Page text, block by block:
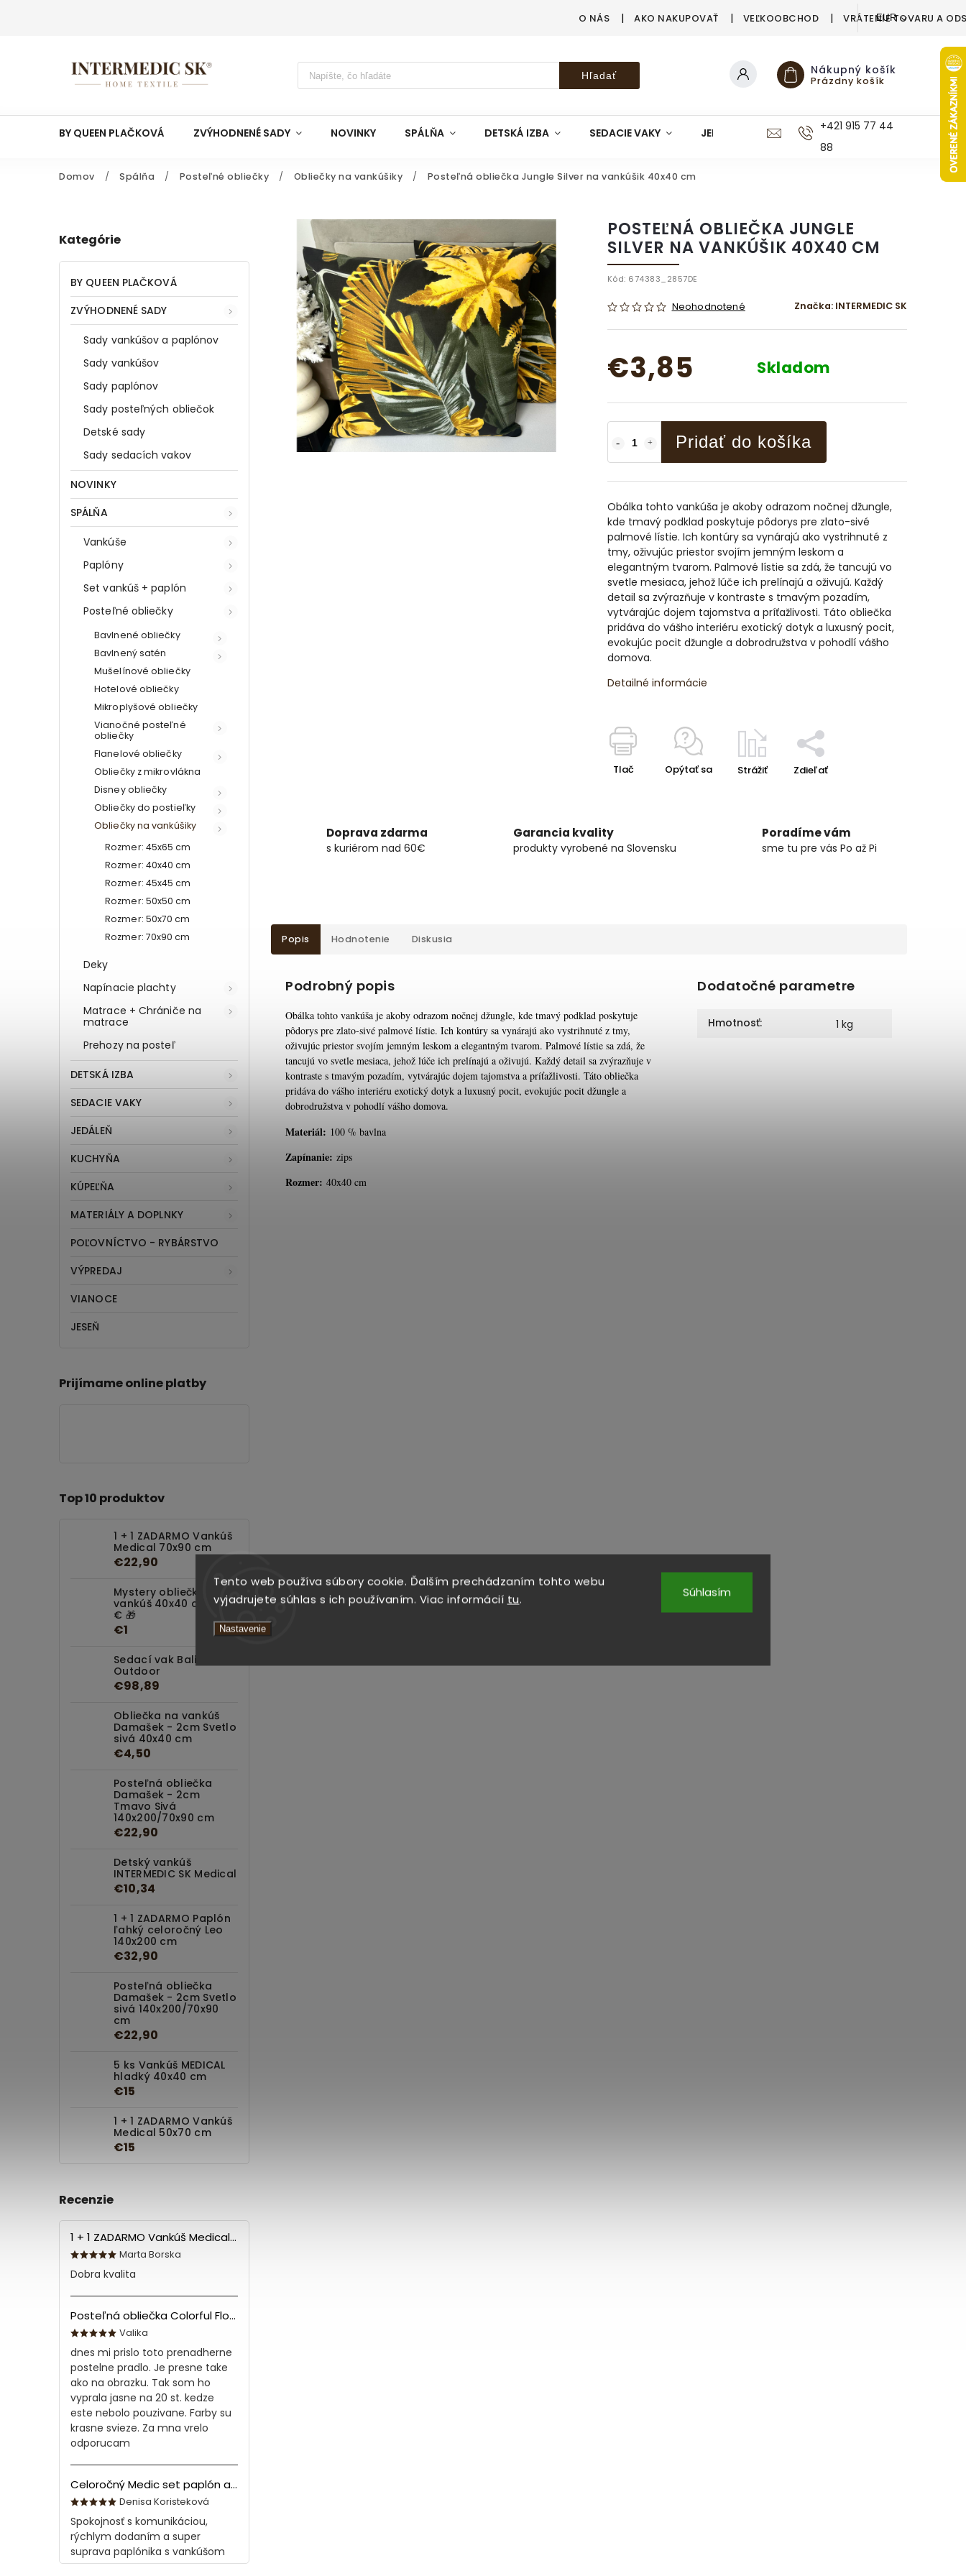
Tento web používa súbory cookie. Ďalším prechádzaním tohto webu
vyjadrujete súhlas s ich používaním. Viac informácií tu.
Nastavenie
Súhlasím
O NÁS AKO NAKUPOVAŤ VEĽKOOBCHOD VRÁTENIE TOVARU A
EUR
Hľadať Nákupný košík
Prázdny košík
BY QUEEN PLAČKOVÁ ZVÝHODNENÉ SADY NOVINKY SPÁLŇA DETSKÁ IZBA SEDACIE VAKY JEDÁLEŇ KUCHYŇA KÚPEĽŇA
+421 915 77 44
88
Domov / Spálňa / Posteľné obliečky / Obliečky na vankúšiky / Posteľná obliečka Jungle Silver na vankúšik 40x40 cm
Kategórie
BY QUEEN PLAČKOVÁ
ZVÝHODNENÉ SADY
Sady vankúšov a paplónov
Sady vankúšov
Sady paplónov
Sady posteľných obliečok
Detské sady
Sady sedacích vakov
NOVINKY
SPÁLŇA
Vankúše
Paplóny
Set vankúš + paplón
Posteľné obliečky
Bavlnené obliečky
Bavlnený satén
Mušelínové obliečky
Hotelové obliečky
Mikroplyšové obliečky
Vianočné posteľné
obliečky
Flanelové obliečky
Obliečky z mikrovlákna
Disney obliečky
Obliečky do postieľky
Obliečky na vankúšiky
Rozmer: 45x65 cm
Rozmer: 40x40 cm
Rozmer: 45x45 cm
Rozmer: 50x50 cm
Rozmer: 50x70 cm
Rozmer: 70x90 cm
Deky
Napínacie plachty
Matrace + Chrániče na
matrace
Prehozy na posteľ
DETSKÁ IZBA
SEDACIE VAKY
JEDÁLEŇ
KUCHYŇA
KÚPEĽŇA
MATERIÁLY A DOPLNKY
POĽOVNÍCTVO - RYBÁRSTVO
VÝPREDAJ
VIANOCE
JESEŇ
Prijímame online platby
Top 10 produktov
1 + 1 ZADARMO Vankúš
Medical 70x90 cm
€22,90
Mystery obliečka na
vankúš 40x40 cm za 1
€ 🎁
€1
Sedací vak Bali
Outdoor
€98,89
Obliečka na vankúš
Damašek - 2cm Svetlo
sivá 40x40 cm
€4,50
Posteľná obliečka
Damašek - 2cm
Tmavo Sivá
140x200/70x90 cm
€22,90
Detský vankúš
INTERMEDIC SK Medical
€10,34
1 + 1 ZADARMO Paplón
ľahký celoročný Leo
140x200 cm
€32,90
Posteľná obliečka
Damašek - 2cm Svetlo
sivá 140x200/70x90
cm
€22,90
5 ks Vankúš MEDICAL
hladký 40x40 cm
€15
1 + 1 ZADARMO Vankúš
Medical 50x70 cm
€15
Recenzie
1 + 1 ZADARMO Vankúš Medical 70x90 cm
Marta Borska
Dobra kvalita
Posteľná obliečka Colorful Flowers Modrá 140x200/70x90 cm
Valika
dnes mi prislo toto prenadherne
postelne pradlo. Je presne take
ako na obrazku. Tak som ho
vyprala jasne na 20 st. kedze
este nebolo pouzivane. Farby su
krasne svieze. Za mna vrelo
odporucam
Celoročný Medic set paplón a vankúš z bavlny
Denisa Koristeková
Spokojnosť s komunikáciou,
rýchlym dodaním a super
suprava paplónika s vankúšom
POSTEĽNÁ OBLIEČKA JUNGLE
SILVER NA VANKÚŠIK 40X40 CM
Kód: 674383_2857DE
Neohodnotené Značka: INTERMEDIC SK
€3,85 Skladom
Pridať do košíka
Obálka tohto vankúša je akoby odrazom nočnej džungle,
kde tmavý podklad poskytuje pôdorys pre zlato-sivé
palmové lístie. Ich kontúry sa vynárajú ako vystrihnuté z
tmy, oživujúc priestor svojím jemným leskom a
elegantným tvarom. Palmové lístie sa zdá, že tancujú vo
svetle mesiaca, jehož lúče ich prelínajú a oživujú. Každý
detail sa zvýrazňuje v kontraste s tmavým pozadím,
vytvárajúc dojem tajomstva a príťažlivosti. Táto obliečka
pridáva do vášho interiéru exotický dotyk a luxusný pocit,
evokujúc pocit džungle a dobrodružstva v pohodlí vášho
domova.
Detailné informácie
Tlač Opýtať sa Strážiť Zdieľať
Doprava zdarma
s kuriérom nad 60€
Garancia kvality
produkty vyrobené na Slovensku
Poradíme vám
sme tu pre vás Po až Pi
Popis Hodnotenie Diskusia
Podrobný popis
Obálka tohto vankúša je akoby odrazom nočnej džungle, kde tmavý podklad poskytuje
pôdorys pre zlato-sivé palmové lístie. Ich kontúry sa vynárajú ako vystrihnuté z tmy,
oživujúc priestor svojím jemným leskom a elegantným tvarom. Palmové lístie sa zdá, že
tancujú vo svetle mesiaca, jehož lúče ich prelínajú a oživujú. Každý detail sa zvýrazňuje v
kontraste s tmavým pozadím, vytvárajúc dojem tajomstva a príťažlivosti. Táto obliečka
pridáva do vášho interiéru exotický dotyk a luxusný pocit, evokujúc pocit džungle a
dobrodružstva v pohodlí vášho domova.
Materiál: 100 % bavlna
Zapínanie: zips
Rozmer: 40x40 cm
Dodatočné parametre
Hmotnosť: 1 kg